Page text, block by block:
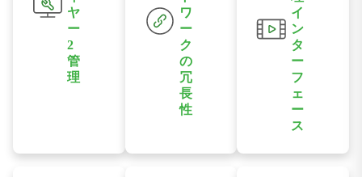
ヤ
ー
2
管
理
ラーリングな
ワ
ー
ク
の
冗
長
性
イ
ン
タ
ー
フ
ェ
ー
ス